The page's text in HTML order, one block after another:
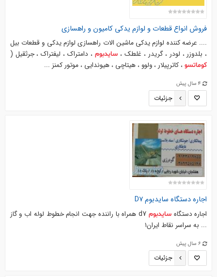
فروش انواع قطعات و لوازم یدکی کامیون و راهسازی
.... عرضه کننده لوازم یدکی ماشین الات راهسازی لوازم یدکی و قطعات بیل
، بلدوزر ، لودر ، گریدر ، غلطک ، سایدبوم، دامتراک ، لیفتراک ، جرثقیل (
کوماتسو، کاترپیلار ، ولوو ، هیتاچی ، هیوندایی ، موتور کمنز ...
4 سال پیش
جزئیات
اجاره دستگاه سایدبومD7
اجاره دستگاهسایدبوم
d7 همراه با راننده جهت انجام خطوط لوله اب و گاز
... به سراسر نقاط ایران۱
6 سال پیش
جزئیات